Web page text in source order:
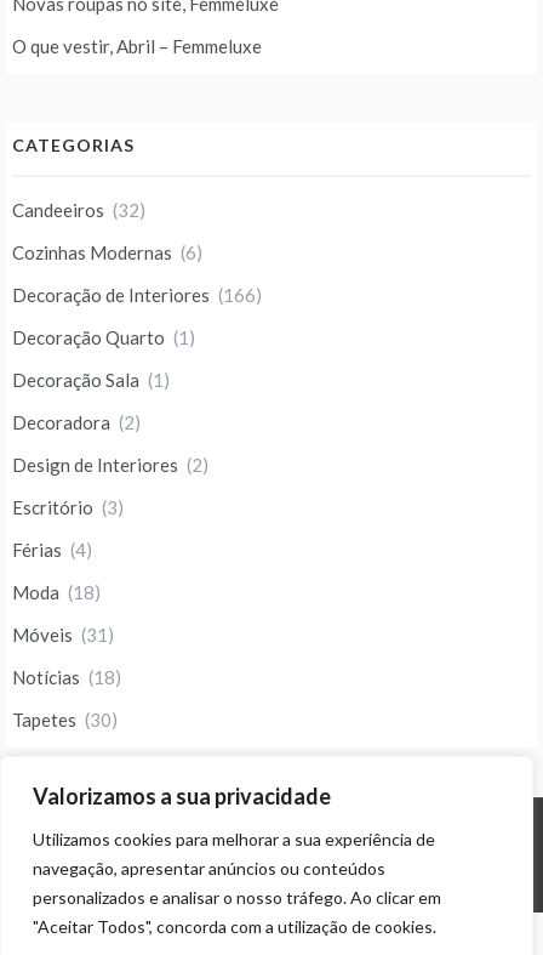
Valorizamos a sua privacidade
Utilizamos cookies para melhorar a sua experiência de
navegação, apresentar anúncios ou conteúdos
personalizados e analisar o nosso tráfego. Ao clicar em
"Aceitar Todos", concorda com a utilização de cookies.
O que vestir, Abril – Femmeluxe
CATEGORIAS
Candeeiros (32)
Cozinhas Modernas (6)
Decoração de Interiores (166)
Decoração Quarto (1)
Decoração Sala (1)
Decoradora (2)
Design de Interiores (2)
Escritório (3)
Férias (4)
Moda (18)
Móveis (31)
Notícias (18)
Tapetes (30)